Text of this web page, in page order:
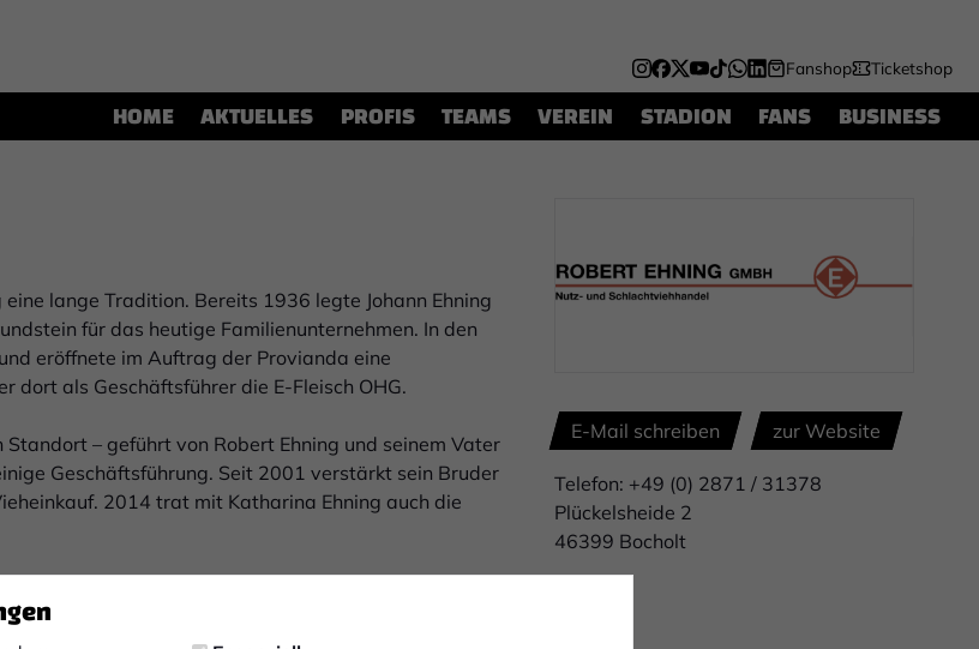
Fanshop Ticketshop
HOME AKTUELLES PROFIS TEAMS VEREIN STADION FANS BUSINESS
lange Tradition. Bereits 1936 legte Johann Ehning
für das heutige Familienunternehmen. In den
eröffnete im Auftrag der Provianda eine
dort als Geschäftsführer die E-Fleisch OHG.
– geführt von Robert Ehning und seinem Vater
Geschäftsführung. Seit 2001 verstärkt sein Bruder
2014 trat mit Katharina Ehning auch die
Robert Ehning GmbH seit Jahrzehnten für Qualität im
E-Mail schreiben zur Website
Telefon: +49 (0) 2871 / 31378
Plückelsheide 2
46399 Bocholt